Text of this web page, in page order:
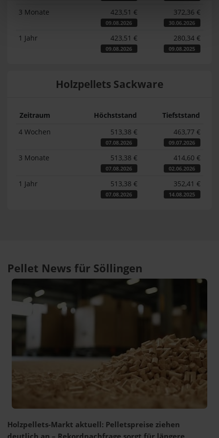
3 Monate 423,51 €
09.08.2026
372,36 €
30.06.2026
1 Jahr 423,51 €
09.08.2026
280,34 €
09.08.2025
Holzpellets Sackware
Zeitraum Höchststand
Tiefststand
4 Wochen
513,38 €
07.08.2026
463,77 €
09.07.2026
3 Monate 513,38 €
07.08.2026
414,60 €
02.06.2026
1 Jahr 513,38 €
07.08.2026
352,41 €
14.08.2025
Pellet News für Söllingen
Holzpellets-Markt aktuell: Pelletspreise ziehen